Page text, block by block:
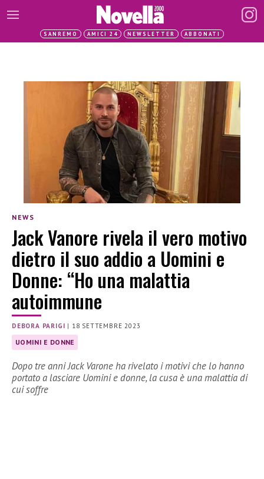
SANREMO AMICI 24 NEWSLETTER ABBONATI
NEWS
Jack Vanore rivela il vero motivo
dietro il suo addio a Uomini e
Donne: “Ho una malattia
autoimmune
DEBORA PARIGI | 18 SETTEMBRE 2023
UOMINI E DONNE
Dopo tre anni Jack Varone ha rivelato i motivi che lo hanno
portato a lasciare Uomini e donne, la cusa è una malattia di
cui soffre